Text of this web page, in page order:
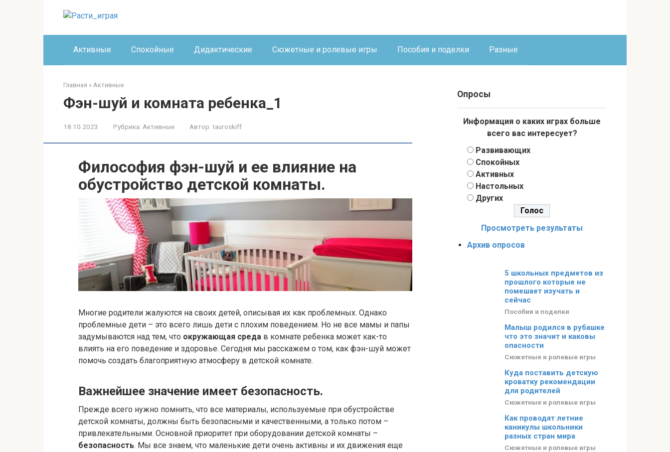
Активные Спокойные Дидактические Сюжетные и ролевые игры Пособия и поделки Разные
Главная » Активные
Фэн-шуй и комната ребенка_1
18.10.2023 Рубрика: Активные Автор: tauroskiff
Философия фэн-шуй и ее влияние на
обустройство детской комнаты.
Многие родители жалуются на своих детей, описывая их как проблемных. Однако
проблемные дети – это всего лишь дети с плохим поведением. Но не все мамы и папы
задумываются над тем, что окружающая среда в комнате ребенка может как-то
влиять на его поведение и здоровье. Сегодня мы расскажем о том, как фэн-шуй может
помочь создать благоприятную атмосферу в детской комнате.
Важнейшее значение имеет безопасность.
Прежде всего нужно помнить, что все материалы, используемые при обустройстве
детской комнаты, должны быть безопасными и качественными, а только потом –
привлекательными. Основной приоритет при оборудовании детской комнаты –
безопасность. Мы все знаем, что маленькие дети очень активны и их движения еще
Опросы
Информация о каких играх больше
всего вас интересует?
Развивающих
Спокойных
Активных
Настольных
Других
Просмотреть результаты
Архив опросов
5 школьных предметов из
прошлого которые не
помешает изучать и
сейчас
Пособия и поделки
Малыш родился в рубашке
что это значит и каковы
опасности
Сюжетные и ролевые игры
Куда поставить детскую
кроватку рекомендации
для родителей
Сюжетные и ролевые игры
Как проводят летние
каникулы школьники
разных стран мира
Сюжетные и ролевые игры